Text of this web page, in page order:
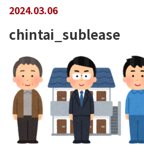
2024.03.06
chintai_sublease